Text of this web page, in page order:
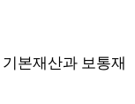
본재산과 보통재